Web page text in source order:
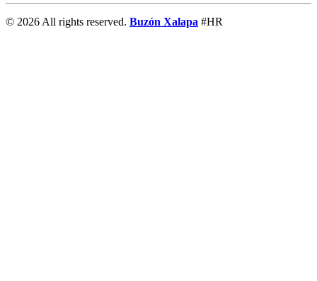
© 2026 All rights reserved. Buzón Xalapa #HR